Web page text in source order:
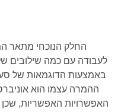
החלק הנוכחי מתאר
לעבודה עם כמה שילובים
באמצעות הדוגמאות של
ההמרה עצמו הוא
האפשרויות האפשריות,